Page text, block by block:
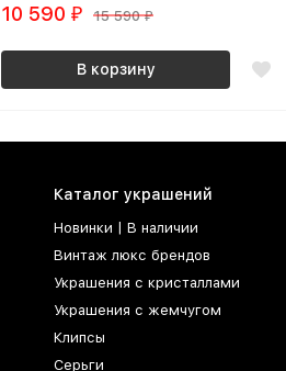
10 590 ₽ 15 590 ₽
В корзину
Каталог украшений
Новинки | В наличии
Винтаж люкс брендов
Украшения с кристаллами
Украшения с жемчугом
Клипсы
Серьги